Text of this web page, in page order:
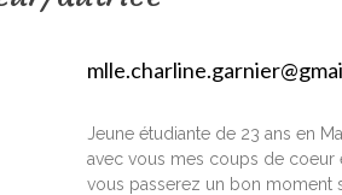
Jeune étudiante de 23 ans en
avec vous mes coups de
vous passerez un bon moment